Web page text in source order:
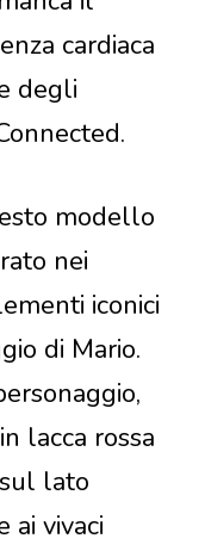
cardiaca
degli
modello
nei
iconici
di Mario.
lacca rossa
lato
ai vivaci